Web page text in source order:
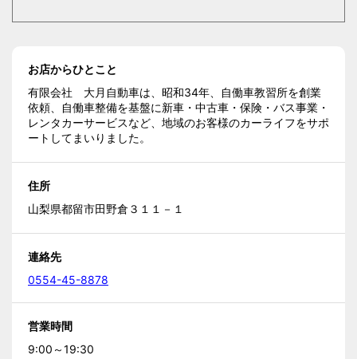
お店からひとこと
有限会社 大月自動車は、昭和34年、自働車教習所を創業
依頼、自働車整備を基盤に新車・中古車・保険・バス事業・
レンタカーサービスなど、地域のお客様のカーライフをサポ
ートしてまいりました。
住所
山梨県都留市田野倉３１１－１
連絡先
0554-45-8878
営業時間
9:00～19:30